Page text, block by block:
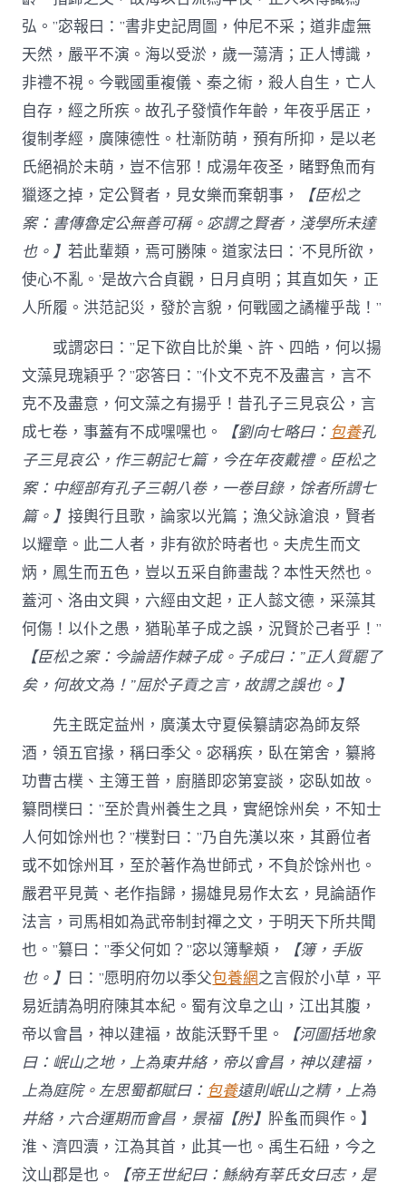
弘。”宓報曰：”書非史記周圖，仲尼不采；道非虛無
天然，嚴平不演。海以受淤，歲一蕩清；正人博識，
非禮不視。今戰國重複儀、秦之術，殺人自生，亡人
自存，經之所疾。故孔子發憤作年齡，年夜乎居正，
復制孝經，廣陳德性。杜漸防萌，預有所抑，是以老
氏絕禍於未萌，豈不信邪！成湯年夜圣，睹野魚而有
獵逐之掉，定公賢者，見女樂而棄朝事，
【臣松之
案：書傳魯定公無善可稱。宓謂之賢者，淺學所未達
也。】若此輩類，焉可勝陳。道家法曰：’不見所欲，
使心不亂。’是故六合貞觀，日月貞明；其直如矢，正
人所履。洪范記災，發於言貌，何戰國之譎權乎哉！”
或謂宓曰：”足下欲自比於巢、許、四皓，何以揚
文藻見瑰穎乎？”宓答曰：”仆文不克不及盡言，言不
克不及盡意，何文藻之有揚乎！昔孔子三見哀公，言
成七卷，事蓋有不成嘿嘿也。
【劉向七略曰： 包養孔
子三見哀公，作三朝記七篇，今在年夜戴禮。臣松之
案：中經部有孔子三朝八卷，一卷目錄，馀者所謂七
篇。】接輿行且歌，論家以光篇；漁父詠滄浪，賢者
以耀章。此二人者，非有欲於時者也。夫虎生而文
炳，鳳生而五色，豈以五采自飾畫哉？本性天然也。
蓋河、洛由文興，六經由文起，正人懿文德，采藻其
何傷！以仆之愚，猶恥革子成之誤，況賢於己者乎！”
【臣松之案：今論語作棘子成。子成曰：”正人質罷了
矣，何故文為！”屈於子貢之言，故謂之誤也。】
先主既定益州，廣漢太守夏侯纂請宓為師友祭
酒，領五官掾，稱曰季父。宓稱疾，臥在第舍，纂將
功曹古樸、主簿王普，廚膳即宓第宴談，宓臥如故。
纂問樸曰：”至於貴州養生之具，實絕馀州矣，不知士
人何如馀州也？”樸對曰：”乃自先漢以來，其爵位者
或不如馀州耳，至於著作為世師式，不負於馀州也。
嚴君平見黃、老作指歸，揚雄見易作太玄，見論語作
法言，司馬相如為武帝制封禪之文，于明天下所共聞
也。”纂曰：”季父何如？”宓以簿擊頰，
【簿，手版
也。】 曰：”愿明府勿以季父包養網之言假於小草，平
易近請為明府陳其本紀。蜀有汶阜之山，江出其腹，
帝以會昌，神以建福，故能沃野千里。
【河圖括地象
曰：岷山之地，上為東井絡，帝以會昌，神以建福，
上為庭院。左思蜀都賦曰： 包養遠則岷山之精，上為
井絡，六合運期而會昌，景福【肹】肸蚃而興作。】
淮、濟四瀆，江為其首，此其一也。禹生石紐，今之
汶山郡是也。
【帝王世紀曰：鯀納有莘氏女曰志，是